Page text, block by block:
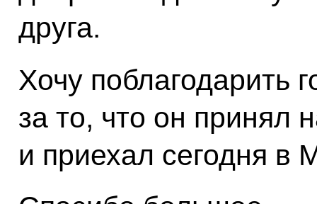
друга.
Хочу поблагодарить
за то, что он принял
и приехал сегодня в